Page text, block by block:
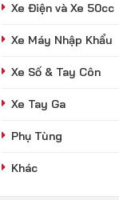
Xe Điện và Xe 50cc
Xe Máy Nhập Khẩu
Xe Số & Tay Côn
Xe Tay Ga
Phụ Tùng
Khác